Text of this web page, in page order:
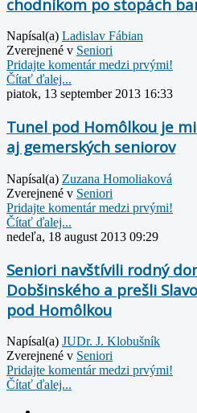
chodníkom po stopách
Napísal(a) Ladislav Fábian
Zverejnené v Seniori
Pridajte komentár medzi prvými!
Čítať ďalej...
piatok, 13 september 2013 16:33
Tunel pod Homôlkou je
aj gemerských seniorov
Napísal(a) Zuzana Homoliaková
Zverejnené v Seniori
Pridajte komentár medzi prvými!
Čítať ďalej...
nedeľa, 18 august 2013 09:29
Seniori navštívili rodný
Dobšinského a prešli
pod Homôlkou
Napísal(a) JUDr. J. Klobušník
Zverejnené v Seniori
Pridajte komentár medzi prvými!
Čítať ďalej...